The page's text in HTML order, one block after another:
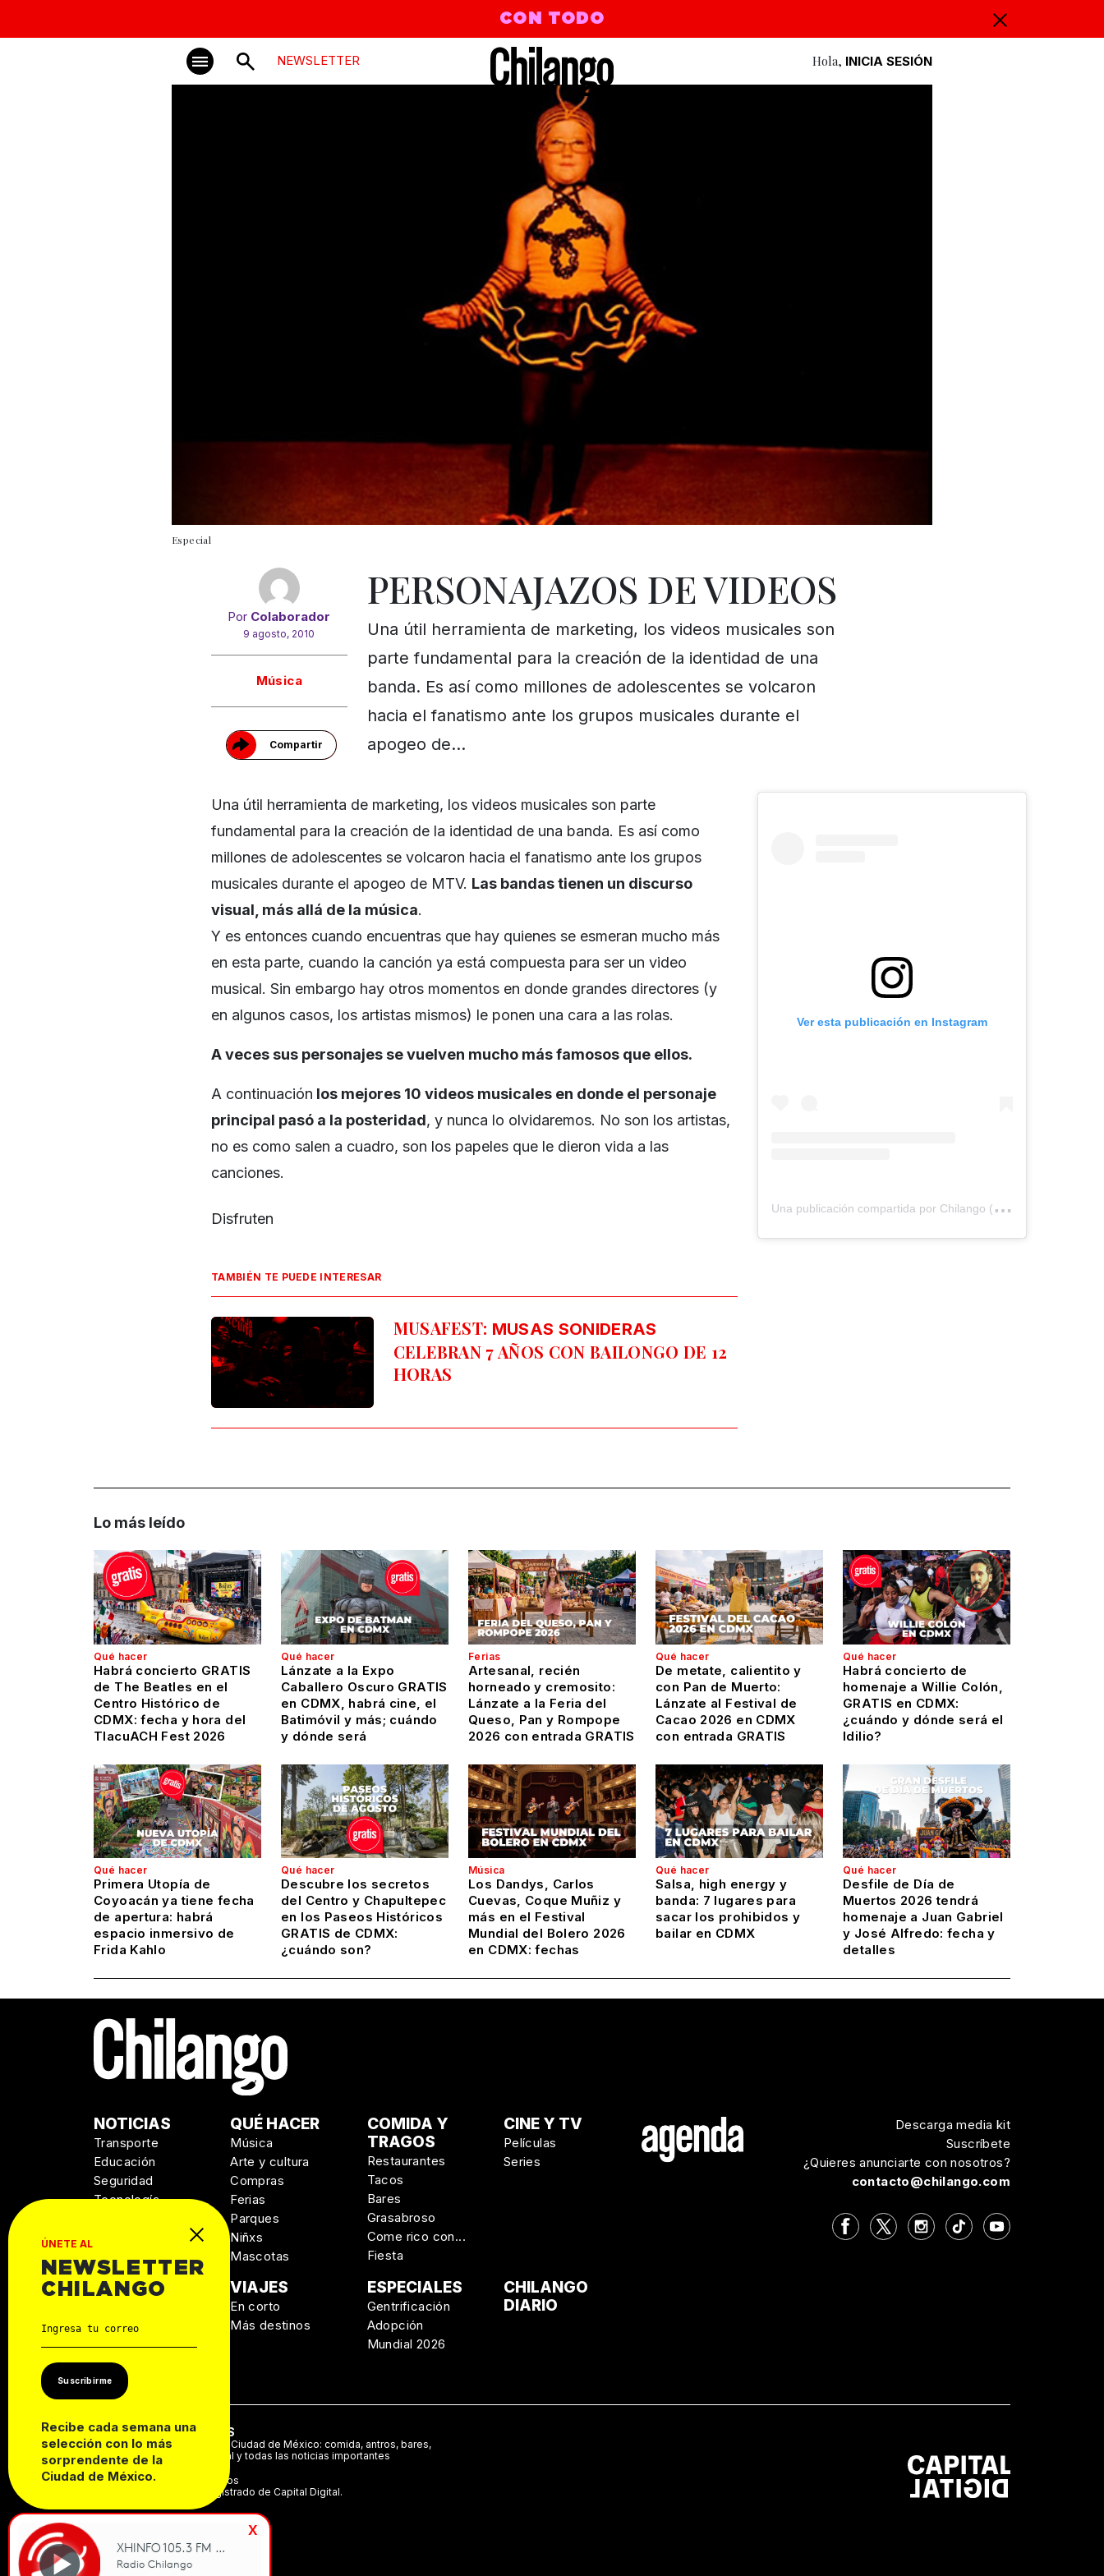
CON TODO
NEWSLETTER Hola, INICIA SESIÓN
Especial
Por Colaborador
9 agosto, 2010
Música
Compartir
PERSONAJAZOS DE VIDEOS
Una útil herramienta de marketing, los videos musicales son
parte fundamental para la creación de la identidad de una
banda. Es así como millones de adolescentes se volcaron
hacia el fanatismo ante los grupos musicales durante el
apogeo de…
Una útil herramienta de marketing, los videos musicales son parte
fundamental para la creación de la identidad de una banda. Es así como
millones de adolescentes se volcaron hacia el fanatismo ante los grupos
musicales durante el apogeo de MTV. Las bandas tienen un discurso
visual, más allá de la música.
Y es entonces cuando encuentras que hay quienes se esmeran mucho más
en esta parte, cuando la canción ya está compuesta para ser un video
musical. Sin embargo hay otros momentos en donde grandes directores (y
en algunos casos, los artistas mismos) le ponen una cara a las rolas.
A veces sus personajes se vuelven mucho más famosos que ellos.
A continuación los mejores 10 videos musicales en donde el personaje
principal pasó a la posteridad, y nunca lo olvidaremos. No son los artistas,
no es como salen a cuadro, son los papeles que le dieron vida a las
canciones.
Disfruten
TAMBIÉN TE PUEDE INTERESAR
MUSAFEST: MUSAS SONIDERAS
CELEBRAN 7 AÑOS CON BAILONGO DE 12
HORAS
Ver esta publicación en Instagram
U
na publicación compartida por Chilango (@chilangocom)
ÚNETE AL
NEWSLETTER
CHILANGO
Suscribirme
Recibe cada semana una
selección con lo más
sorprendente de la
Ciudad de México.
Lo más leído
Qué hacer
Habrá concierto GRATIS
de The Beatles en el
Centro Histórico de
CDMX: fecha y hora del
TlacuACH Fest 2026
Qué hacer
Lánzate a la Expo
Caballero Oscuro GRATIS
en CDMX, habrá cine, el
Batimóvil y más; cuándo
y dónde será
Ferias
Artesanal, recién
horneado y cremosito:
Lánzate a la Feria del
Queso, Pan y Rompope
2026 con entrada GRATIS
Qué hacer
De metate, calientito y
con Pan de Muerto:
Lánzate al Festival de
Cacao 2026 en CDMX
con entrada GRATIS
Qué hacer
Habrá concierto de
homenaje a Willie Colón,
GRATIS en CDMX:
¿cuándo y dónde será el
Idilio?
Qué hacer
Primera Utopía de
Coyoacán ya tiene fecha
de apertura: habrá
espacio inmersivo de
Frida Kahlo
Qué hacer
Descubre los secretos
del Centro y Chapultepec
en los Paseos Históricos
GRATIS de CDMX:
¿cuándo son?
Música
Los Dandys, Carlos
Cuevas, Coque Muñiz y
más en el Festival
Mundial del Bolero 2026
en CDMX: fechas
Qué hacer
Salsa, high energy y
banda: 7 lugares para
sacar los prohibidos y
bailar en CDMX
Qué hacer
Desfile de Día de
Muertos 2026 tendrá
homenaje a Juan Gabriel
y José Alfredo: fecha y
detalles
NOTICIAS
Transporte
Educación
Seguridad
Tecnología
QUÉ HACER
Música
Arte y cultura
Compras
Ferias
Parques
Niñxs
Mascotas
COMIDA Y
TRAGOS
Restaurantes
Tacos
Bares
Grasabroso
Come rico con...
Fiesta
CINE Y TV
Películas
Series
MANUAL DE
Personal
Casa
VIAJES
En corto
Más destinos
ESPECIALES
Gentrificación
Adopción
Mundial 2026
CHILANGO
DIARIO
Descarga media kit
Suscríbete
¿Quieres anunciarte con nosotros?
contacto@chilango.com
ACERCA DE NOSOTROS
Te decimos qué hacer en la Ciudad de México: comida, antros, bares,
música, cine, cartelera teatral y todas las noticias importantes
©2024 Derechos Reservados
Chilango es una marca registrado de Capital Digital.
x